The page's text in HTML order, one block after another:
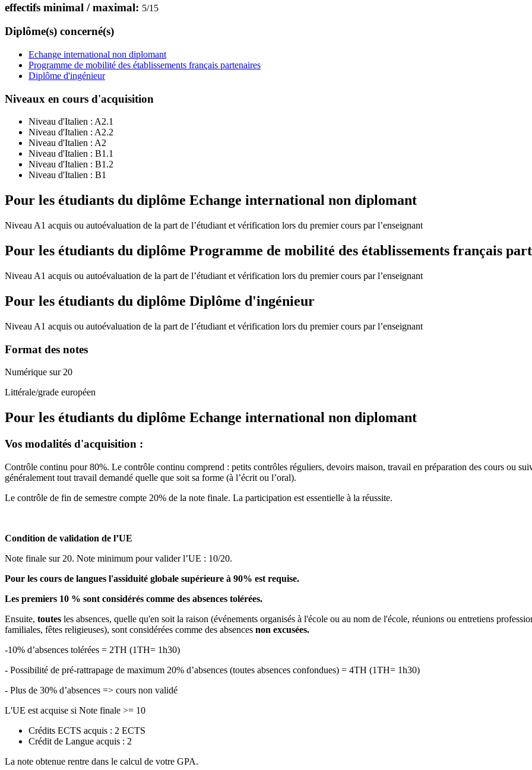
effectifs minimal / maximal: 5/15
Diplôme(s) concerné(s)
Echange international non diplomant
Programme de mobilité des établissements français partenaires
Diplôme d'ingénieur
Niveaux en cours d'acquisition
Niveau d'Italien : A2.1
Niveau d'Italien : A2.2
Niveau d'Italien : A2
Niveau d'Italien : B1.1
Niveau d'Italien : B1.2
Niveau d'Italien : B1
Pour les étudiants du diplôme Echange international non diplomant
Niveau A1 acquis ou autoévaluation de la part de l’étudiant et vérification lors du premier cours par l’enseignant
Pour les étudiants du diplôme Programme de mobilité des établissements français
Niveau A1 acquis ou autoévaluation de la part de l’étudiant et vérification lors du premier cours par l’enseignant
Pour les étudiants du diplôme Diplôme d'ingénieur
Niveau A1 acquis ou autoévaluation de la part de l’étudiant et vérification lors du premier cours par l’enseignant
Format des notes
Numérique sur 20
Littérale/grade européen
Pour les étudiants du diplôme Echange international non diplomant
Vos modalités d'acquisition :
Contrôle continu pour 80%. Le contrôle continu comprend : petits contrôles réguliers, devoirs maison, travail en préparation des cours ou
généralement tout travail demandé quelle que soit sa forme (à l’écrit ou l’oral).
Le contrôle de fin de semestre compte 20% de la note finale. La participation est essentielle à la réussite.
Condition de validation de l’UE
Note finale sur 20. Note minimum pour valider l’UE : 10/20.
Pour les cours de langues l'assiduité globale supérieure à 90% est requise.
Les premiers 10 % sont considérés comme des absences tolérées.
Ensuite, toutes les absences, quelle qu'en soit la raison (événements organisés à l'école ou au nom de l'école, réunions ou entretiens
familiales, fêtes religieuses), sont considérées comme des absences non excusées.
-10% d’absences tolérées = 2TH (1TH= 1h30)
- Possibilité de pré-rattrapage de maximum 20% d’absences (toutes absences confondues) = 4TH (1TH= 1h30)
- Plus de 30% d’absences => cours non validé
L'UE est acquise si Note finale >= 10
Crédits ECTS acquis : 2 ECTS
Crédit de Langue acquis : 2
La note obtenue rentre dans le calcul de votre GPA.